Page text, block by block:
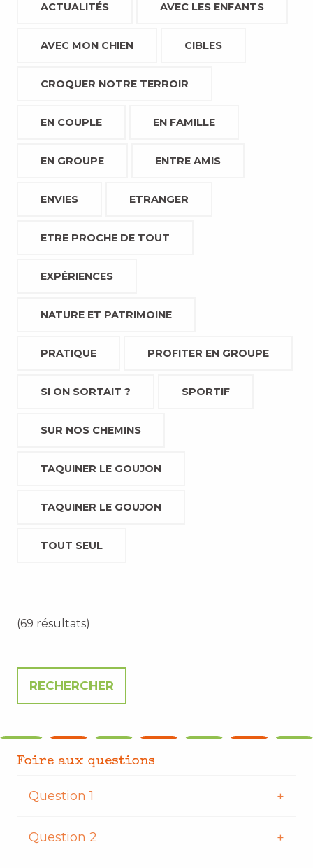
ACTUALITÉS AVEC LES ENFANTS
AVEC MON CHIEN CIBLES
CROQUER NOTRE TERROIR
EN COUPLE EN FAMILLE
EN GROUPE ENTRE AMIS
ENVIES ETRANGER
ETRE PROCHE DE TOUT
EXPÉRIENCES
NATURE ET PATRIMOINE
PRATIQUE PROFITER EN GROUPE
SI ON SORTAIT ? SPORTIF
SUR NOS CHEMINS
TAQUINER LE GOUJON
TAQUINER LE GOUJON
TOUT SEUL
(69 résultats)
Foire aux questions
Question 1
Question 2